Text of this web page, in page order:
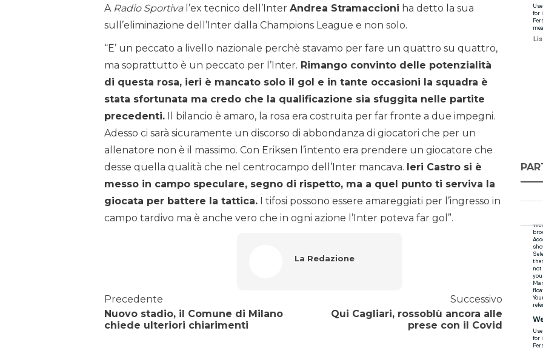
ARadio Sportival’ex tecnico dell’Inter Andrea Stramaccioni ha detto la sua
sull’eliminazione dell’Inter dalla Champions League e non solo.
“E’ un peccato a livello nazionale perchè stavamo per fare un quattro su quattro,
ma soprattutto è un peccato per l’Inter. Rimango convinto delle potenzialità
di questa rosa, ieri è mancato solo il gol e in tante occasioni la squadra è
stata sfortunata ma credo che la qualificazione sia sfuggita nelle partite
precedenti. Il bilancio è amaro, la rosa era costruita per far fronte a due impegni.
Adesso ci sarà sicuramente un discorso di abbondanza di giocatori che per un
allenatore non è il massimo. Con Eriksen l’intento era prendere un giocatore che
desse quella qualità che nel centrocampo dell’Inter mancava. Ieri Castro si è
messo in campo speculare, segno di rispetto, ma a quel punto ti serviva la
giocata per battere la tattica. I tifosi possono essere amareggiati per l’ingresso in
campo tardivo ma è anche vero che in ogni azione l’Inter poteva far gol”.
La Redazione
Precedente
Nuovo stadio, il Comune di Milano
chiede ulteriori chiarimenti
Successivo
Qui Cagliari, rossoblù ancora alle
prese con il Covid